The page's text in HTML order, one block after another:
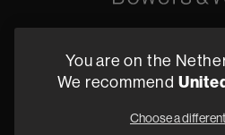
+31 4079
You are on the
We recommend
Choose a